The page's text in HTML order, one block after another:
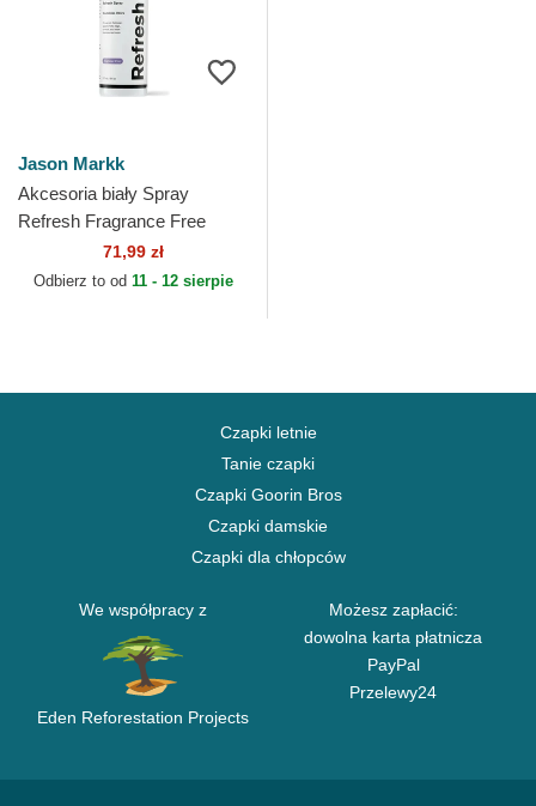
Jason Markk
Akcesoria biały Spray
Refresh Fragrance Free
177ml / 6oz Jason Markk
71,99 zł
Odbierz to od 11 - 12 sierpie
Czapki letnie
Tanie czapki
Czapki Goorin Bros
Czapki damskie
Czapki dla chłopców
We współpracy z
Eden Reforestation Projects
Możesz zapłacić:
dowolna karta płatnicza
PayPal
Przelewy24